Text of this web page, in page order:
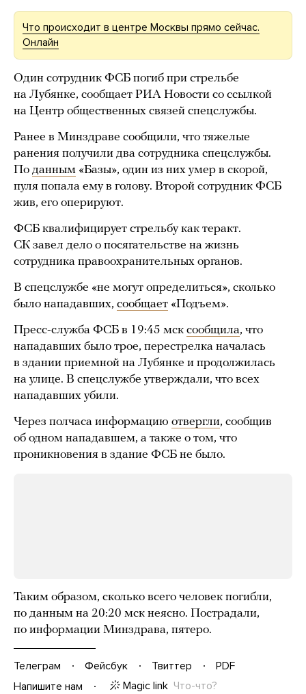
Что происходит в центре Москвы прямо сейчас.
Онлайн
Один сотрудник ФСБ погиб при стрельбе
на Лубянке, сообщает РИА Новости со ссылкой
на Центр общественных связей спецслужбы.
Ранее в Минздраве сообщили, что тяжелые
ранения получили два сотрудника спецслужбы.
По данным «Базы», один из них умер в скорой,
пуля попала ему в голову. Второй сотрудник ФСБ
жив, его оперируют.
ФСБ квалифицирует стрельбу как теракт.
СК завел дело о посягательстве на жизнь
сотрудника правоохранительных органов.
В спецслужбе «не могут определиться», сколько
было нападавших, сообщает «Подъем».
Пресс-служба ФСБ в 19:45 мск сообщила, что
нападавших было трое, перестрелка началась
в здании приемной на Лубянке и продолжилась
на улице. В спецслужбе утверждали, что всех
нападавших убили.
Через полчаса информацию отвергли, сообщив
об одном нападавшем, а также о том, что
проникновения в здание ФСБ не было.
Таким образом, сколько всего человек погибли,
по данным на 20:20 мск неясно. Пострадали,
по информации Минздрава, пятеро.
Телеграм Фейсбук Твиттер
PDF
Напишите нам
Magic link Что-что?